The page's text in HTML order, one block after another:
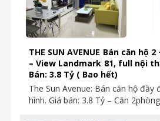
THE SUN AVENUE Bán căn hộ
– View Landmark 81, full nội
Bán: 3.8 Tỷ ( Bao hết)
The Sun Avenue: Bán căn hộ đầy
hình. Giá bán: 3.8 Tỷ – Căn